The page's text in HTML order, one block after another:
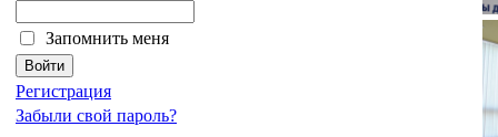
Запомнить меня
Регистрация
Забыли свой пароль?